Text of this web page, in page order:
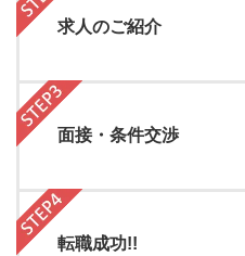
求人のご紹介
面接・条件交渉
転職成功!!